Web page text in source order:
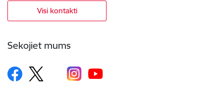
Visi kontakti
Sekojiet mums